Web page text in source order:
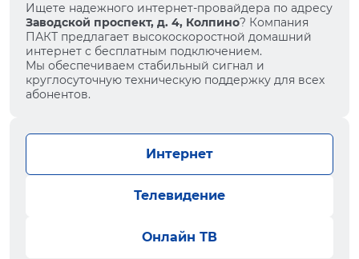
Ищете надежного интернет-провайдера по адресу
Заводской проспект, д. 4, Колпино? Компания
ПАКТ предлагает высокоскоростной домашний
интернет с бесплатным подключением.
Мы обеспечиваем стабильный сигнал и
круглосуточную техническую поддержку для всех
абонентов.
Интернет
Телевидение
Онлайн ТВ